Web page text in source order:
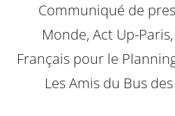
Communiqué de
Monde, Act Up-
Français pour le
Les Amis du Bus